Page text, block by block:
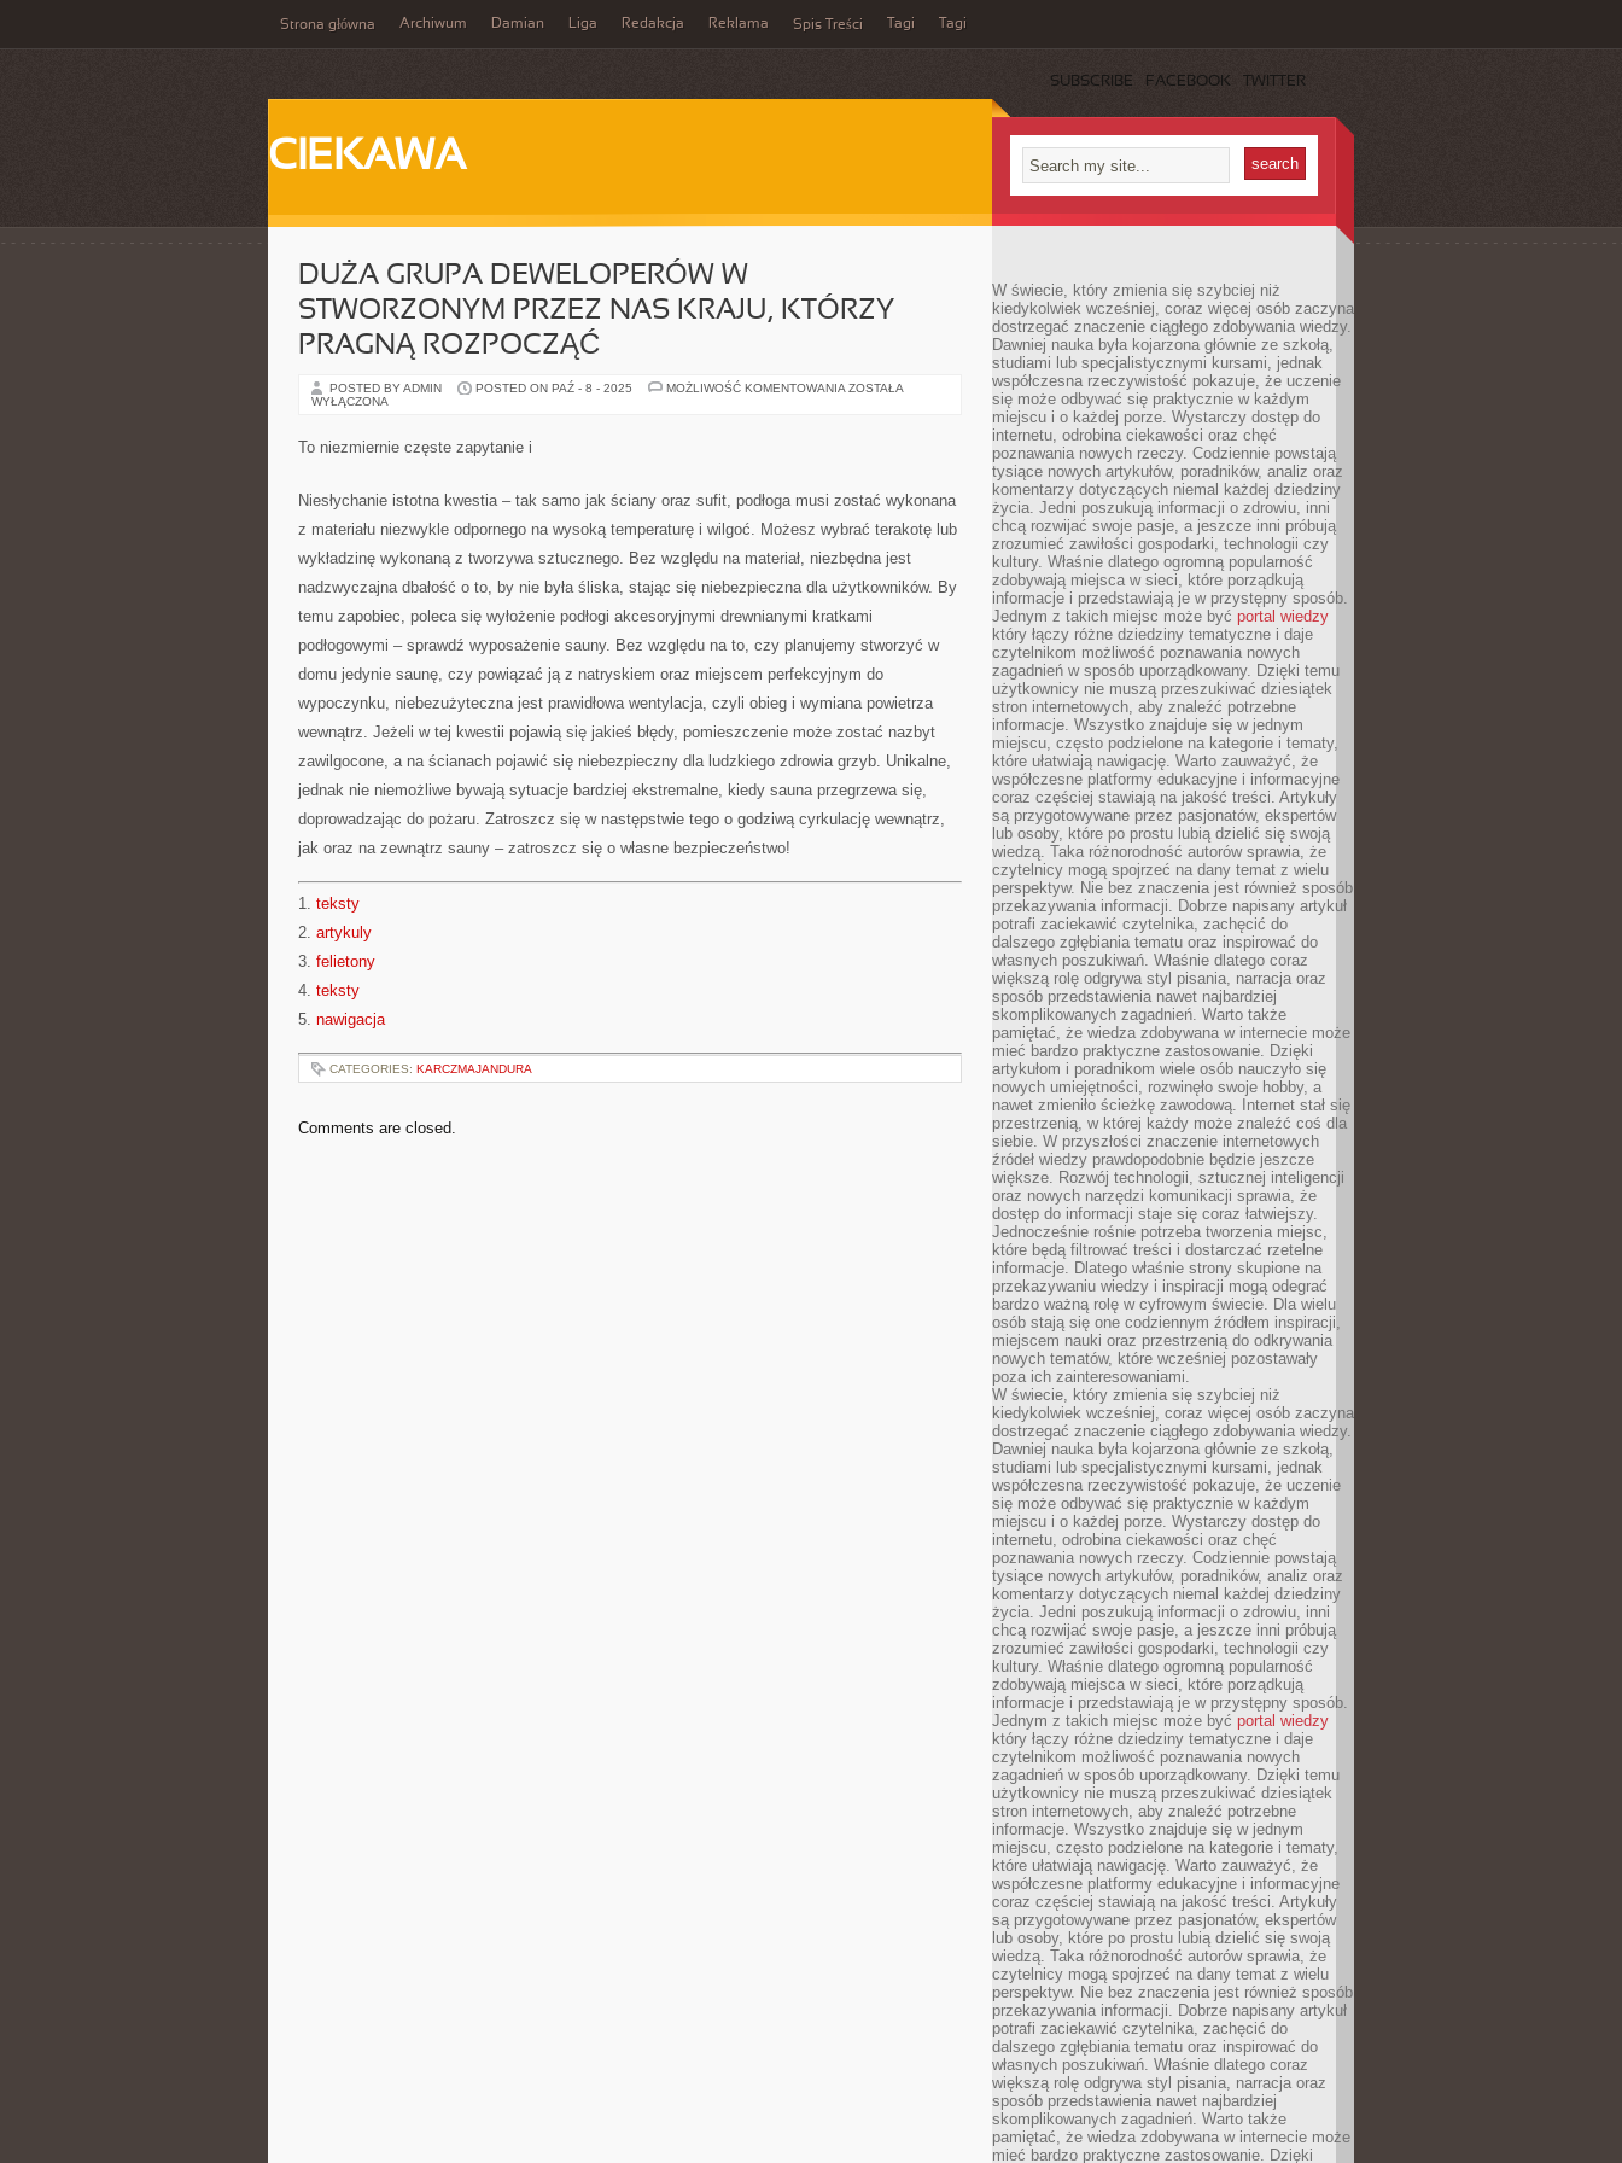
Strona główna Archiwum Damian Liga Redakcja Reklama Spis Treści Tagi Tagi
SUBSCRIBE FACEBOOK TWITTER
CIEKAWA
DUŻA GRUPA DEWELOPERÓW W
STWORZONYM PRZEZ NAS KRAJU, KTÓRZY
PRAGNĄ ROZPOCZĄĆ
POSTED BY ADMIN POSTED ON PAŹ - 8 - 2025 MOŻLIWOŚĆ KOMENTOWANIA DUŻA
KTÓRZY
PRAGNĄ
ZOSTAŁA
WYŁĄCZONA
To niezmiernie częste zapytanie i
Niesłychanie istotna kwestia – tak samo jak ściany oraz sufit, podłoga musi zostać wykonana
z materiału niezwykle odpornego na wysoką temperaturę i wilgoć. Możesz wybrać terakotę lub
wykładzinę wykonaną z tworzywa sztucznego. Bez względu na materiał, niezbędna jest
nadzwyczajna dbałość o to, by nie była śliska, stając się niebezpieczna dla użytkowników. By
temu zapobiec, poleca się wyłożenie podłogi akcesoryjnymi drewnianymi kratkami
podłogowymi – sprawdź wyposażenie sauny. Bez względu na to, czy planujemy stworzyć w
domu jedynie saunę, czy powiązać ją z natryskiem oraz miejscem perfekcyjnym do
wypoczynku, niebezużyteczna jest prawidłowa wentylacja, czyli obieg i wymiana powietrza
wewnątrz. Jeżeli w tej kwestii pojawią się jakieś błędy, pomieszczenie może zostać nazbyt
zawilgocone, a na ścianach pojawić się niebezpieczny dla ludzkiego zdrowia grzyb. Unikalne,
jednak nie niemożliwe bywają sytuacje bardziej ekstremalne, kiedy sauna przegrzewa się,
doprowadzając do pożaru. Zatroszcz się w następstwie tego o godziwą cyrkulację wewnątrz,
jak oraz na zewnątrz sauny – zatroszcz się o własne bezpieczeństwo!
1. teksty
2. artykuly
3. felietony
4. teksty
5. nawigacja
CATEGORIES: KARCZMAJANDURA
Comments are closed.
W świecie, który zmienia się szybciej niż
kiedykolwiek wcześniej, coraz więcej osób zaczyna
dostrzegać znaczenie ciągłego zdobywania wiedzy.
Dawniej nauka była kojarzona głównie ze szkołą,
studiami lub specjalistycznymi kursami, jednak
współczesna rzeczywistość pokazuje, że uczenie
się może odbywać się praktycznie w każdym
miejscu i o każdej porze. Wystarczy dostęp do
internetu, odrobina ciekawości oraz chęć
poznawania nowych rzeczy. Codziennie powstają
tysiące nowych artykułów, poradników, analiz oraz
komentarzy dotyczących niemal każdej dziedziny
życia. Jedni poszukują informacji o zdrowiu, inni
chcą rozwijać swoje pasje, a jeszcze inni próbują
zrozumieć zawiłości gospodarki, technologii czy
kultury. Właśnie dlatego ogromną popularność
zdobywają miejsca w sieci, które porządkują
informacje i przedstawiają je w przystępny sposób.
Jednym z takich miejsc może być portal wiedzy
który łączy różne dziedziny tematyczne i daje
czytelnikom możliwość poznawania nowych
zagadnień w sposób uporządkowany. Dzięki temu
użytkownicy nie muszą przeszukiwać dziesiątek
stron internetowych, aby znaleźć potrzebne
informacje. Wszystko znajduje się w jednym
miejscu, często podzielone na kategorie i tematy,
które ułatwiają nawigację. Warto zauważyć, że
współczesne platformy edukacyjne i informacyjne
coraz częściej stawiają na jakość treści. Artykuły
są przygotowywane przez pasjonatów, ekspertów
lub osoby, które po prostu lubią dzielić się swoją
wiedzą. Taka różnorodność autorów sprawia, że
czytelnicy mogą spojrzeć na dany temat z wielu
perspektyw. Nie bez znaczenia jest również sposób
przekazywania informacji. Dobrze napisany artykuł
potrafi zaciekawić czytelnika, zachęcić do
dalszego zgłębiania tematu oraz inspirować do
własnych poszukiwań. Właśnie dlatego coraz
większą rolę odgrywa styl pisania, narracja oraz
sposób przedstawienia nawet najbardziej
skomplikowanych zagadnień. Warto także
pamiętać, że wiedza zdobywana w internecie może
mieć bardzo praktyczne zastosowanie. Dzięki
artykułom i poradnikom wiele osób nauczyło się
nowych umiejętności, rozwinęło swoje hobby, a
nawet zmieniło ścieżkę zawodową. Internet stał się
przestrzenią, w której każdy może znaleźć coś dla
siebie. W przyszłości znaczenie internetowych
źródeł wiedzy prawdopodobnie będzie jeszcze
większe. Rozwój technologii, sztucznej inteligencji
oraz nowych narzędzi komunikacji sprawia, że
dostęp do informacji staje się coraz łatwiejszy.
Jednocześnie rośnie potrzeba tworzenia miejsc,
które będą filtrować treści i dostarczać rzetelne
informacje. Dlatego właśnie strony skupione na
przekazywaniu wiedzy i inspiracji mogą odegrać
bardzo ważną rolę w cyfrowym świecie. Dla wielu
osób stają się one codziennym źródłem inspiracji,
miejscem nauki oraz przestrzenią do odkrywania
nowych tematów, które wcześniej pozostawały
poza ich zainteresowaniami.
W świecie, który zmienia się szybciej niż
kiedykolwiek wcześniej, coraz więcej osób zaczyna
dostrzegać znaczenie ciągłego zdobywania wiedzy.
Dawniej nauka była kojarzona głównie ze szkołą,
studiami lub specjalistycznymi kursami, jednak
współczesna rzeczywistość pokazuje, że uczenie
się może odbywać się praktycznie w każdym
miejscu i o każdej porze. Wystarczy dostęp do
internetu, odrobina ciekawości oraz chęć
poznawania nowych rzeczy. Codziennie powstają
tysiące nowych artykułów, poradników, analiz oraz
komentarzy dotyczących niemal każdej dziedziny
życia. Jedni poszukują informacji o zdrowiu, inni
chcą rozwijać swoje pasje, a jeszcze inni próbują
zrozumieć zawiłości gospodarki, technologii czy
kultury. Właśnie dlatego ogromną popularność
zdobywają miejsca w sieci, które porządkują
informacje i przedstawiają je w przystępny sposób.
Jednym z takich miejsc może być portal wiedzy
który łączy różne dziedziny tematyczne i daje
czytelnikom możliwość poznawania nowych
zagadnień w sposób uporządkowany. Dzięki temu
użytkownicy nie muszą przeszukiwać dziesiątek
stron internetowych, aby znaleźć potrzebne
informacje. Wszystko znajduje się w jednym
miejscu, często podzielone na kategorie i tematy,
które ułatwiają nawigację. Warto zauważyć, że
współczesne platformy edukacyjne i informacyjne
coraz częściej stawiają na jakość treści. Artykuły
są przygotowywane przez pasjonatów, ekspertów
lub osoby, które po prostu lubią dzielić się swoją
wiedzą. Taka różnorodność autorów sprawia, że
czytelnicy mogą spojrzeć na dany temat z wielu
perspektyw. Nie bez znaczenia jest również sposób
przekazywania informacji. Dobrze napisany artykuł
potrafi zaciekawić czytelnika, zachęcić do
dalszego zgłębiania tematu oraz inspirować do
własnych poszukiwań. Właśnie dlatego coraz
większą rolę odgrywa styl pisania, narracja oraz
sposób przedstawienia nawet najbardziej
skomplikowanych zagadnień. Warto także
pamiętać, że wiedza zdobywana w internecie może
mieć bardzo praktyczne zastosowanie. Dzięki